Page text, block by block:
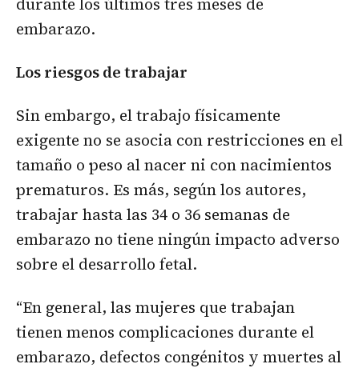
durante los últimos tres meses de
embarazo.
Los riesgos de trabajar
Sin embargo, el trabajo físicamente
exigente no se asocia con restricciones en el
tamaño o peso al nacer ni con nacimientos
prematuros. Es más, según los autores,
trabajar hasta las 34 o 36 semanas de
embarazo no tiene ningún impacto adverso
sobre el desarrollo fetal.
“En general, las mujeres que trabajan
tienen menos complicaciones durante el
embarazo, defectos congénitos y muertes al